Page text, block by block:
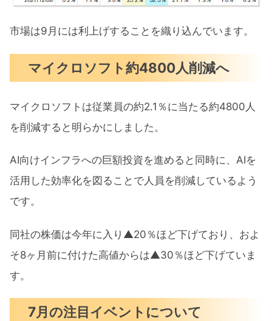
市場は9月には利上げすることを織り込んでいます。
マイクロソフト約4800人削減へ
マイクロソフトは従業員の約2.1％に当たる約4800人
を削減すると明らか​にしました。
AI向けインフラへの巨額投資を進めると同時に、AIを
活用し​た効率化を図ることで人員を削減しているよう
です。
同社の株価は今年に入り▲20％ほど下げており、およ
そ8ヶ月前に付けた高値からは▲30％ほど下げていま
す。
7月の注目イベントについて